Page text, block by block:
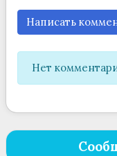
Написать
Нет